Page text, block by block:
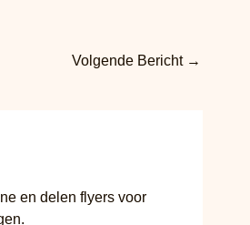
Volgende Bericht →